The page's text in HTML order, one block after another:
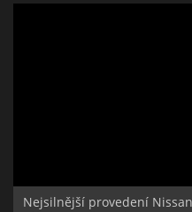
Nejsilnější provedení